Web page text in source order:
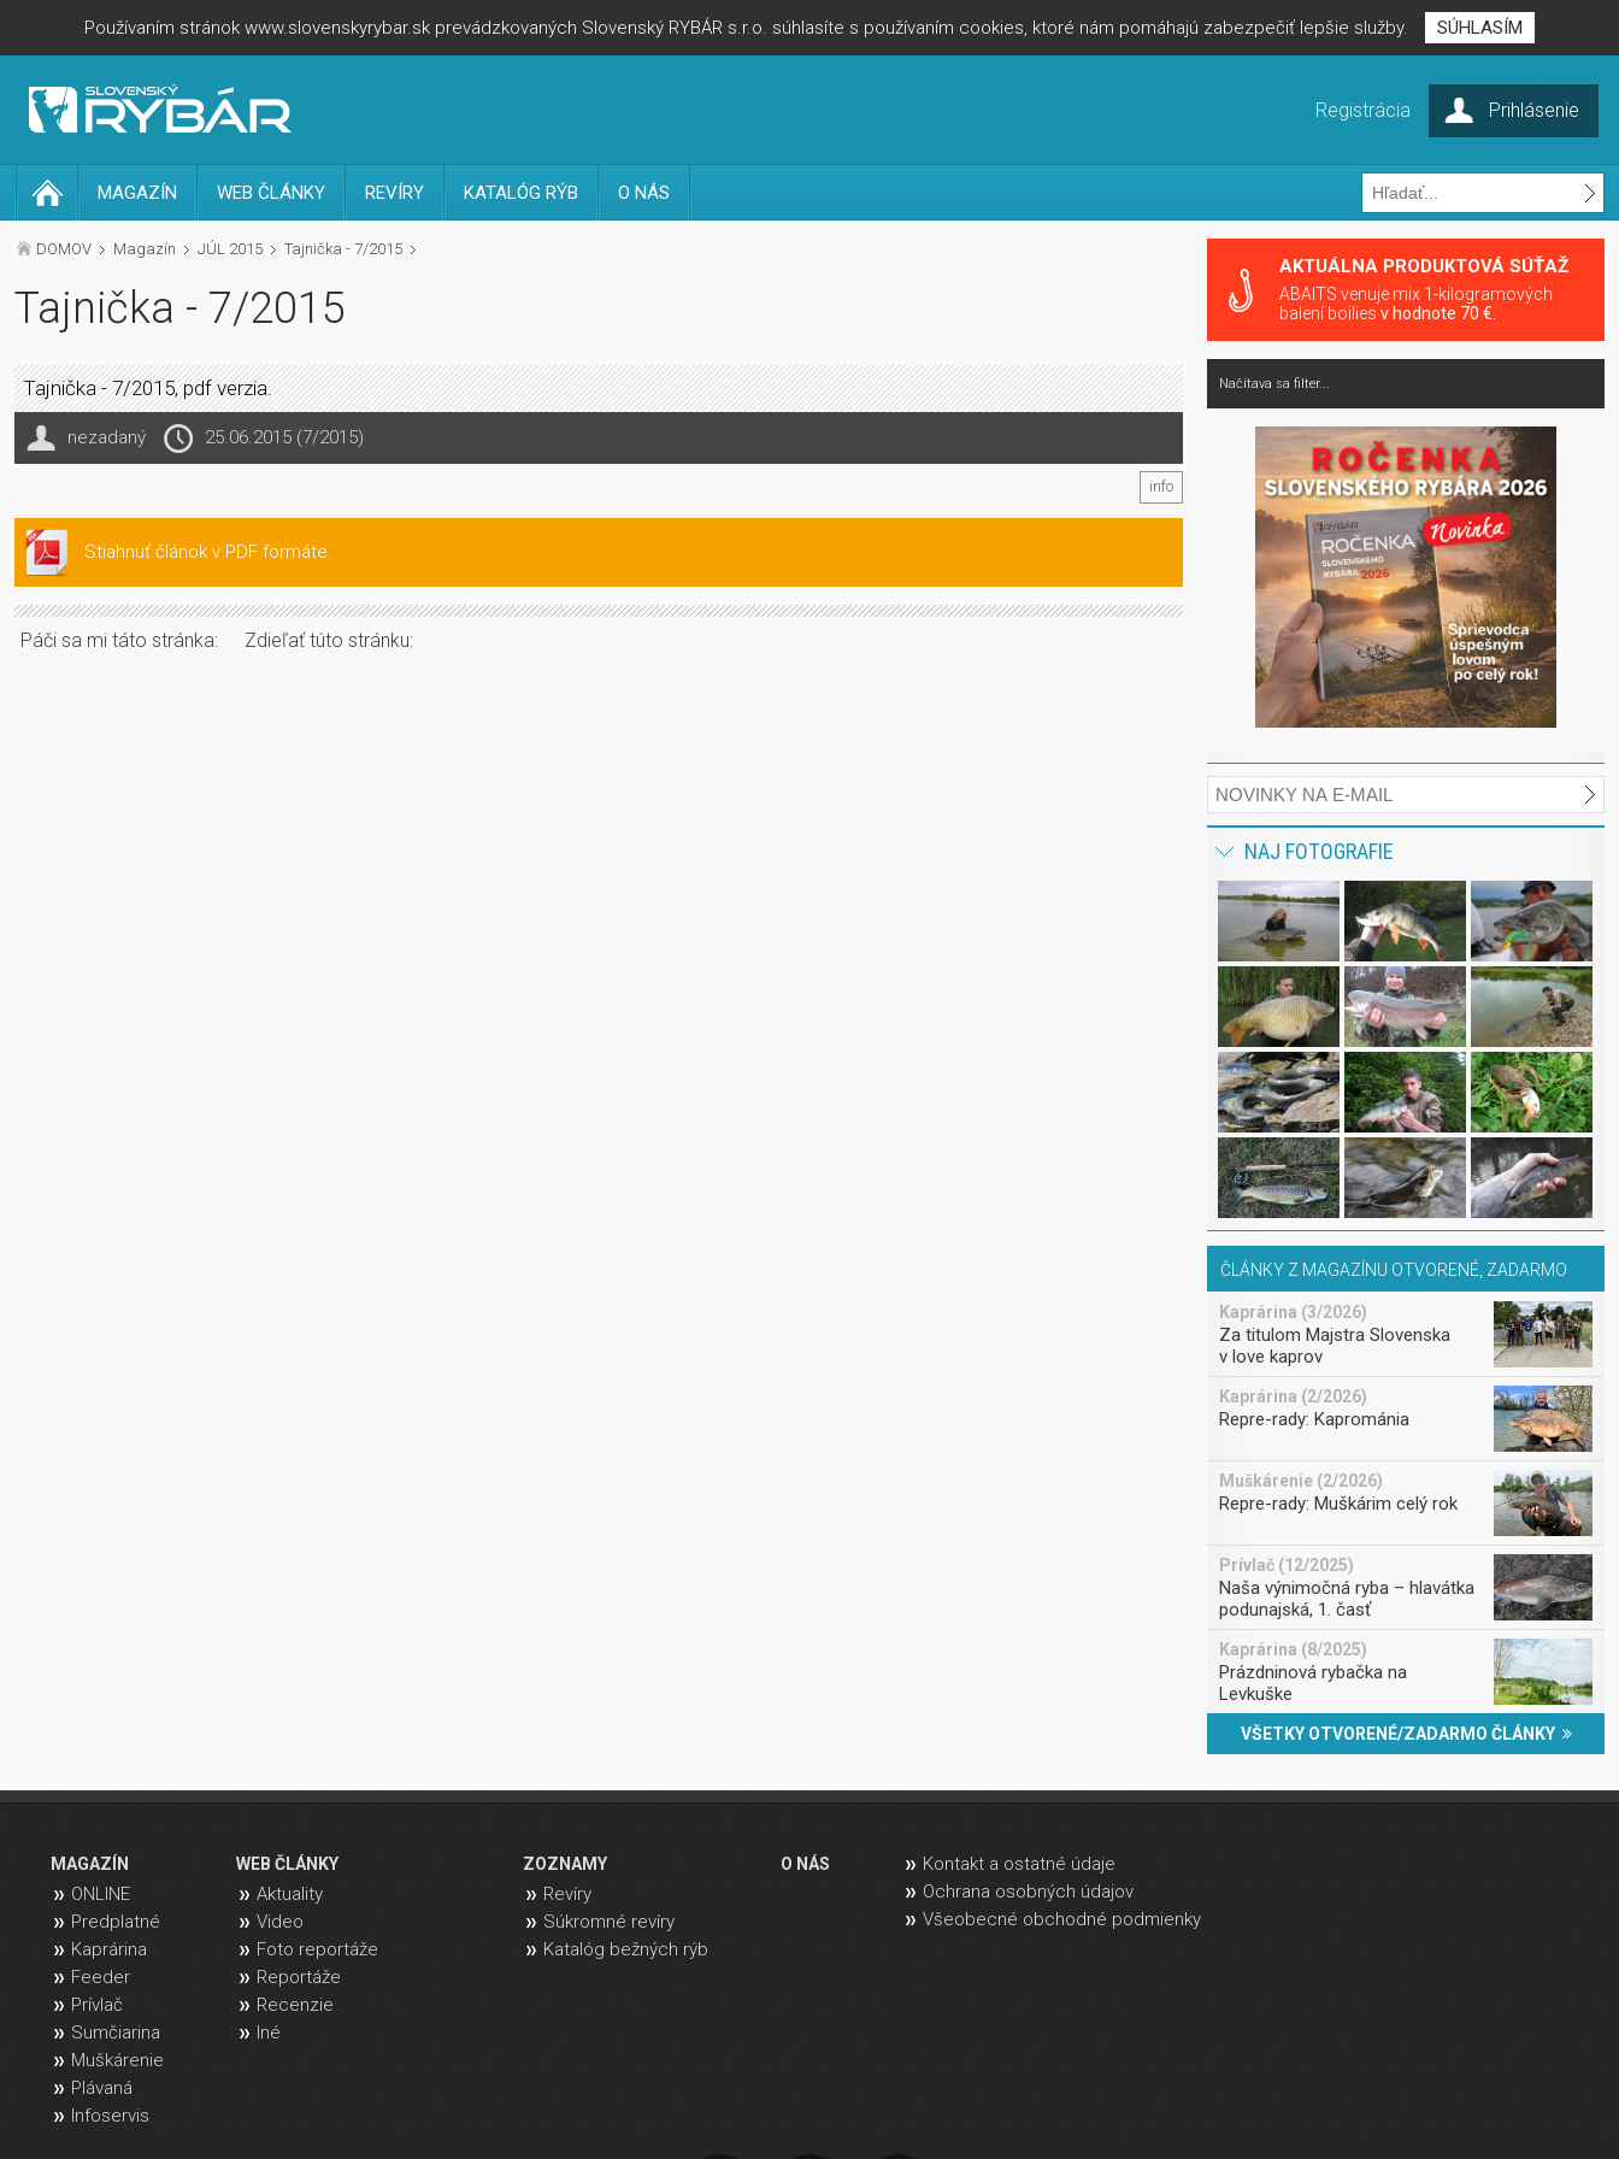
Používaním stránok www.slovenskyrybar.sk prevádzkovaných Slovenský RYBÁR s.r.o. súhlasíte s používaním cookies, ktoré nám pomáhajú zabezpečiť lepšie služby. SÚHLASÍM
Prihlásenie
Registrácia
MAGAZÍN WEB ČLÁNKY REVÍRY KATALÓG RÝB O NÁS
DOMOV Magazín JÚL 2015 Tajnička - 7/2015
Tajnička - 7/2015
Tajnička - 7/2015, pdf verzia.
nezadaný 25.06.2015 (7/2015)
info
Stiahnuť článok v PDF formáte.
Páči sa mi táto stránka: Zdieľať túto stránku:
AKTUÁLNA PRODUKTOVÁ SÚŤAŽ
ABAITS venuje mix 1-kilogramových
balení boilies v hodnote 70 €.
Načítava sa filter...
NAJ FOTOGRAFIE
ČLÁNKY Z MAGAZÍNU OTVORENÉ, ZADARMO
Kaprárina (3/2026)
Za titulom Majstra Slovenska
v love kaprov
Kaprárina (2/2026)
Repre-rady: Kaprománia
Muškárenie (2/2026)
Repre-rady: Muškárim celý rok
Prívlač (12/2025)
Naša výnimočná ryba – hlavátka
podunajská, 1. časť
Kaprárina (8/2025)
Prázdninová rybačka na
Levkuške
VŠETKY OTVORENÉ/ZADARMO ČLÁNKY
MAGAZÍN
ONLINE
Predplatné
Kaprárina
Feeder
Prívlač
Sumčiarina
Muškárenie
Plávaná
Infoservis
WEB ČLÁNKY
Aktuality
Video
Foto reportáže
Reportáže
Recenzie
Iné
ZOZNAMY
Revíry
Súkromné revíry
Katalóg bežných rýb
O NÁS
Kontakt a ostatné údaje
Ochrana osobných údajov
Všeobecné obchodné podmienky